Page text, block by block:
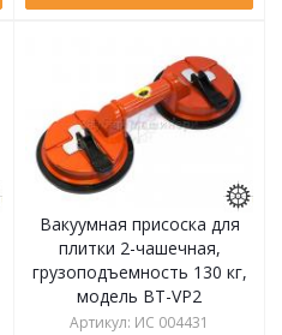
Вакуумная присоска для
плитки 2-чашечная,
грузоподъемность 130 кг,
модель BT-VP2
Артикул: ИС 004431